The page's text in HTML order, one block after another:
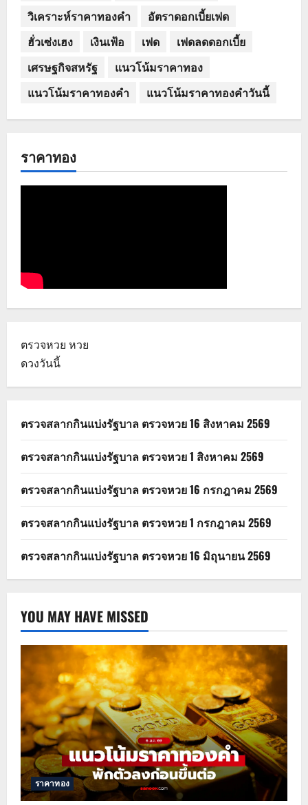
วิเคราะห์ราคาทองคำ
อัตราดอกเบี้ยเฟด
ฮั่วเซ่งเฮง
เงินเฟ้อ เฟด
เฟดลดดอกเบี้ย
เศรษฐกิจสหรัฐ
แนวโน้มราคาทอง
แนวโน้มราคาทองคำ
แนวโน้มราคาทองคำวันนี้
ราคาทอง
ตรวจหวย หวย
ดวงวันนี้
ตรวจสลากกินแบ่งรัฐบาล ตรวจหวย 16 สิงหาคม 2569
ตรวจสลากกินแบ่งรัฐบาล ตรวจหวย 1 สิงหาคม 2569
ตรวจสลากกินแบ่งรัฐบาล ตรวจหวย 16 กรกฎาคม 2569
ตรวจสลากกินแบ่งรัฐบาล ตรวจหวย 1 กรกฎาคม 2569
ตรวจสลากกินแบ่งรัฐบาล ตรวจหวย 16 มิถุนายน 2569
YOU MAY HAVE MISSED
ราคาทอง